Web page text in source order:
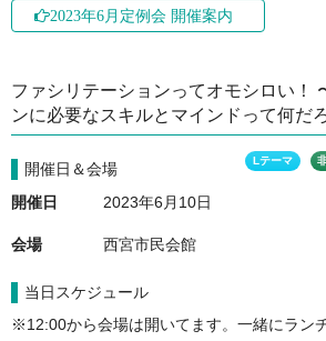
2023年6月定例会 開催案内
ファシリテーションってオモシロい！
ンに必要なスキルとマインドって何だ
Lテーマ
開催日＆会場
開催日 2023年6月10日
会場 西宮市民会館
当日スケジュール
※12:00から会場は開いてます。一緒にラン